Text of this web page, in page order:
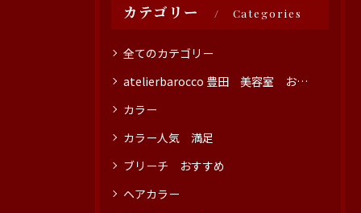
カテゴリー Categories
全てのカテゴリー
atelierbarocco 豊田 美容室 おすすめ
カラー
カラー人気 満足
ブリーチ おすすめ
ヘアカラー